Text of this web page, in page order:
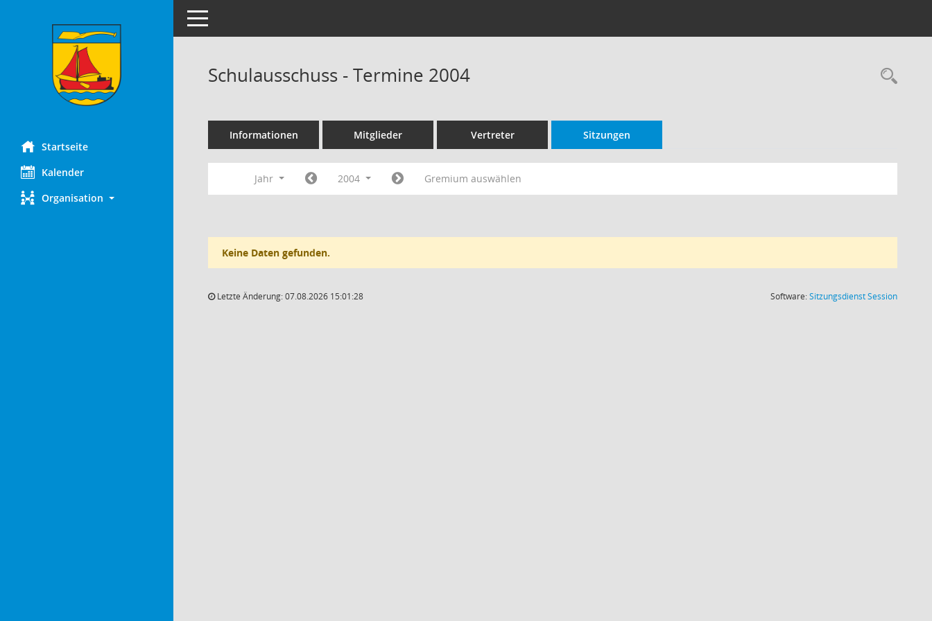
Startseite
Kalender
Organisation
Toggle navigation
Schulausschuss - Termine 2004
Informationen Mitglieder Vertreter Sitzungen
Jahr 2004 Gremium auswählen
Keine Daten gefunden.
Letzte Änderung: 07.08.2026 15:01:28 Software:SitzungsdienstSession(Wird in